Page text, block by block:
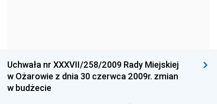
Dziennik Urzędowy Ministra Pracy i Polityki
Społecznej
Uchwała nr XXXVII/258/2009 Rady Miejskiej
w Ożarowie z dnia 30 czerwca 2009r. zmian
w budżecie